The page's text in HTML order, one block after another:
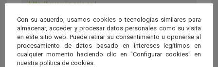
http://www.iiq.csic.es/
Líneas de investigación:
Química Organometálica: Estudios Fundamentales,
Proceso Catalíticos y otras Aplicaciones
Química Orgánica y Biológica
Con su acuerdo, usamos cookies o tecnologías similares para
almacenar, acceder y procesar datos personales como su visita
en este sitio web. Puede retirar su consentimiento u oponerse al
procesamiento de datos basado en intereses legítimos en
cualquier momento haciendo clic en "Configurar cookies" en
nuestra política de cookies.